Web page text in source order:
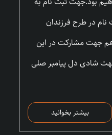
نام در طرح فرزندان
جهت مشارکت در این
شادی دل پیامبر صلی
بیشتر بخوانید